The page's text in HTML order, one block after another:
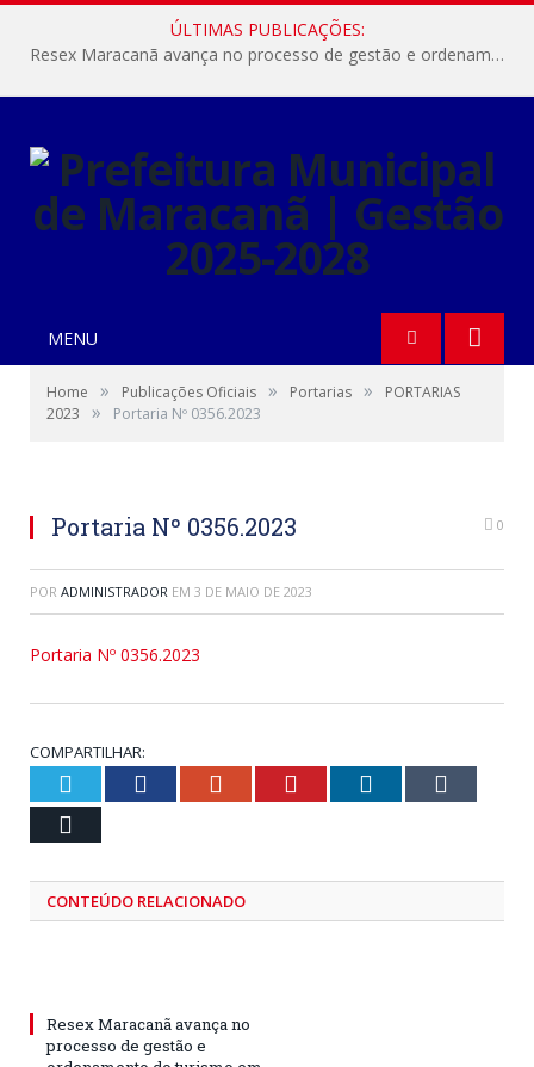
ÚLTIMAS PUBLICAÇÕES:
Resex Maracanã avança no processo de gestão e ordenamento do turismo em nossas áreas protegidas.
MENU
Home » Publicações Oficiais » Portarias »
PORTARIAS
2023
» Portaria Nº 0356.2023
Portaria Nº 0356.2023 0
POR ADMINISTRADOR EM 3 DE MAIO DE 2023
Portaria Nº 0356.2023
COMPARTILHAR:
Twitter Facebook Google+ Pinterest LinkedIn
CONTEÚDO RELACIONADO
Resex Maracanã avança no
processo de gestão e